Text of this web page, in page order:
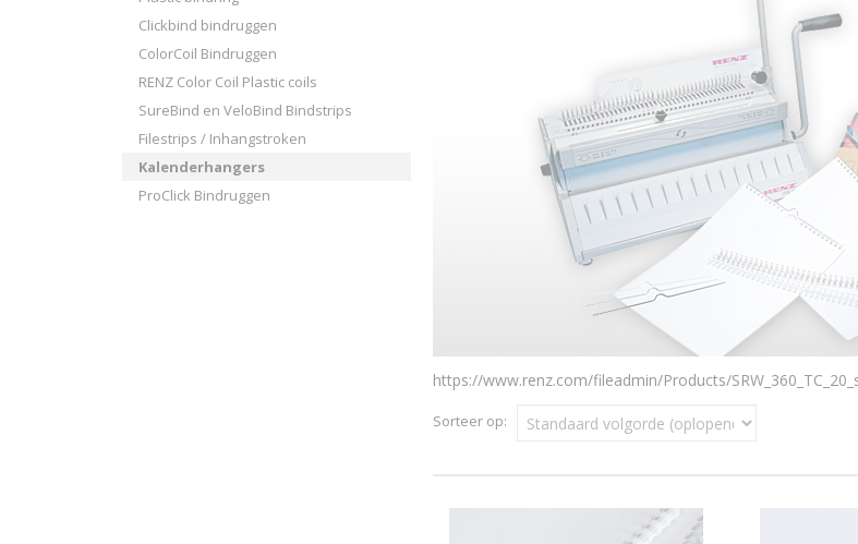
Clickbind bindruggen
ColorCoil Bindruggen
RENZ Color Coil Plastic coils
SureBind en VeloBind Bindstrips
Filestrips / Inhangstroken
Kalenderhangers
ProClick Bindruggen
https://www.renz.com/fileadmin/Products/
Sorteer op: